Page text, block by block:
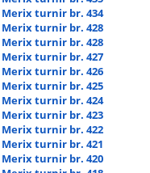
Merix turnir br. 434
Merix turnir br. 428
Merix turnir br. 428
Merix turnir br. 427
Merix turnir br. 426
Merix turnir br. 425
Merix turnir br. 424
Merix turnir br. 423
Merix turnir br. 422
Merix turnir br. 421
Merix turnir br. 420